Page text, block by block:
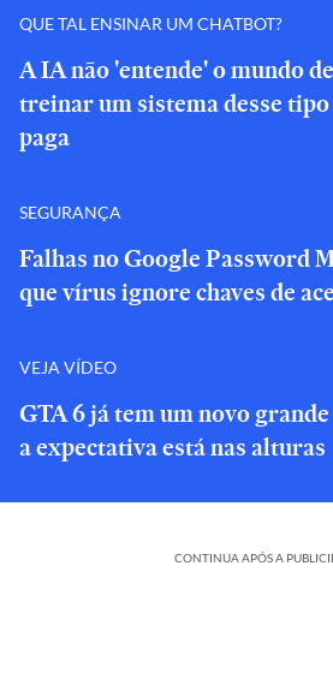
QUE TAL ENSINAR UM CHATBOT?
A IA não 'entende' o mundo
treinar um sistema desse
paga
SEGURANÇA
Falhas no Google Password
que vírus ignore chaves de
VEJA VÍDEO
GTA 6 já tem um novo
a expectativa está nas alturas
CONTINUA APÓS A